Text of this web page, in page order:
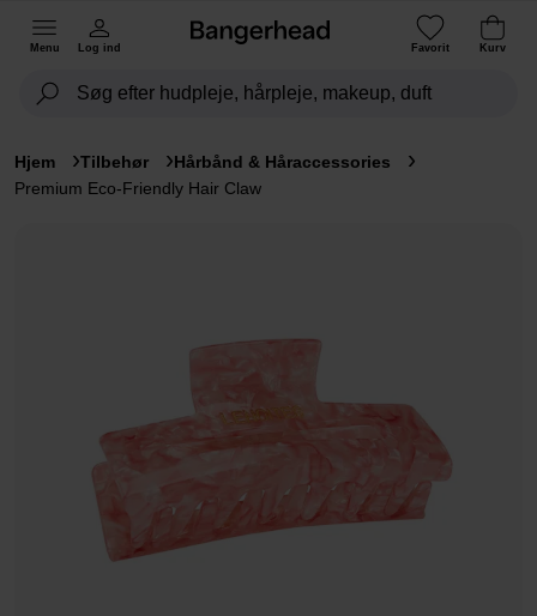
Menu Log ind Favorit Kurv
Hjem Tilbehør
Hårbånd & Håraccessories
Premium Eco-Friendly Hair Claw